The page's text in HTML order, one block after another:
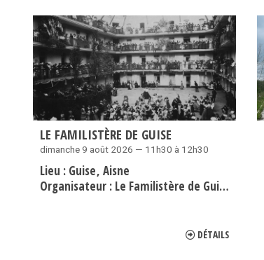
LE FAMILISTÈRE DE GUISE
dimanche 9 août 2026 — 11h30 à 12h30
Lieu : Guise Aisne
Organisateur : Le Familistère de Guise
DÉTAILS